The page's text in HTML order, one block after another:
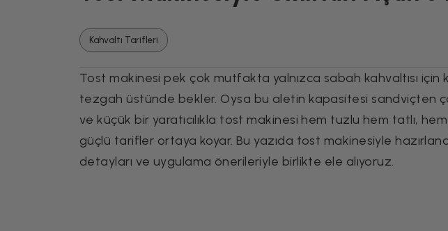
Kahvaltı Tarifleri
Tost makinesi pek çok mutfakta yalnızca sabah kahvaltısı için
tezgah üstünde bekler. Oysa bu aletin kapasitesi sandviçten
ve küçük bir yaratıcılıkla tost makinesi hem tuzlu hem tatlı,
güçlü tarifler ortaya koyar. Bu yazıda tost makinesiyle
detayları ve uygulama önerileriyle birlikte ele alıyoruz.